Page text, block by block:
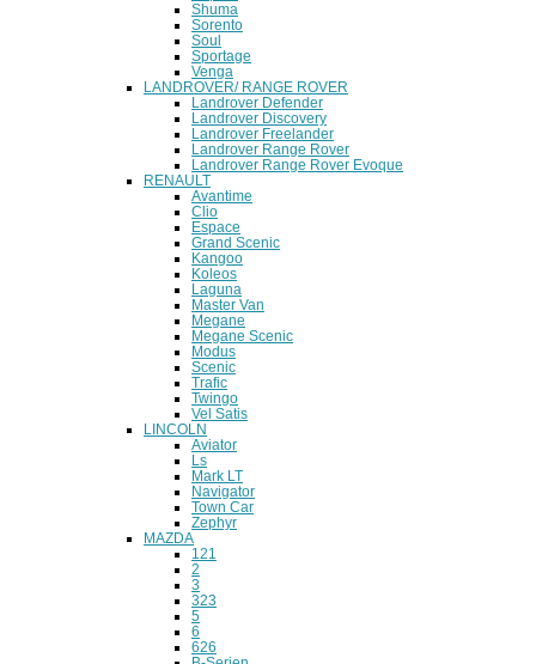
Shuma
Sorento
Soul
Sportage
Venga
LANDROVER/ RANGE ROVER
Landrover Defender
Landrover Discovery
Landrover Freelander
Landrover Range Rover
Landrover Range Rover Evoque
RENAULT
Avantime
Clio
Espace
Grand Scenic
Kangoo
Koleos
Laguna
Master Van
Megane
Megane Scenic
Modus
Scenic
Trafic
Twingo
Vel Satis
LINCOLN
Aviator
Ls
Mark LT
Navigator
Town Car
Zephyr
MAZDA
121
2
3
323
5
6
626